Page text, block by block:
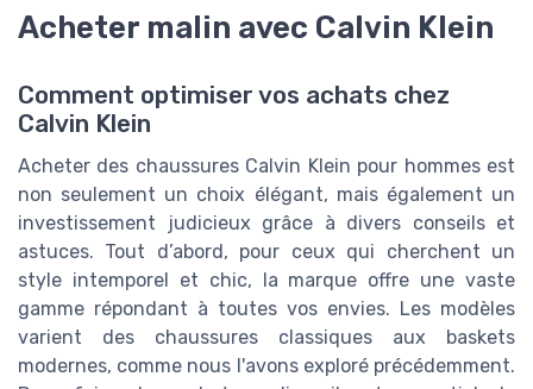
Acheter malin avec Calvin Klein
Comment optimiser vos achats chez
Calvin Klein
Acheter des chaussures Calvin Klein pour hommes est
non seulement un choix élégant, mais également un
investissement judicieux grâce à divers conseils et
astuces. Tout d’abord, pour ceux qui cherchent un
style intemporel et chic, la marque offre une vaste
gamme répondant à toutes vos envies. Les modèles
varient des chaussures classiques aux baskets
modernes, comme nous l'avons exploré précédemment.